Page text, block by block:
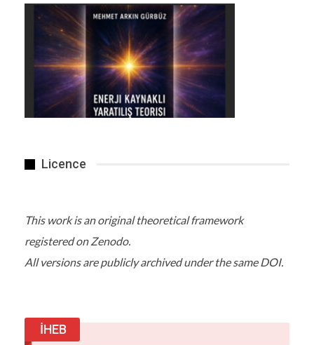
Licence
This work is an original theoretical framework
registered on Zenodo.
All versions are publicly archived under the same DOI.
İHEB